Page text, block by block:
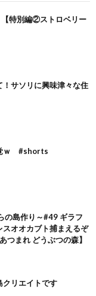
【特別編②ストロベリー
！サソリに興味津々な住
覚ｗ #shorts
の島作り～#49 ギラフ
スオオカブト捕まえるぞ
つまれ どうぶつの森】
クリエイトです